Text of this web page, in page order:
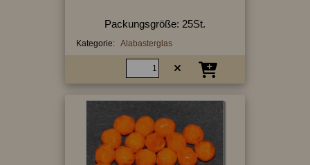
Packungsgröße: 25St.
Kategorie: Alabasterglas